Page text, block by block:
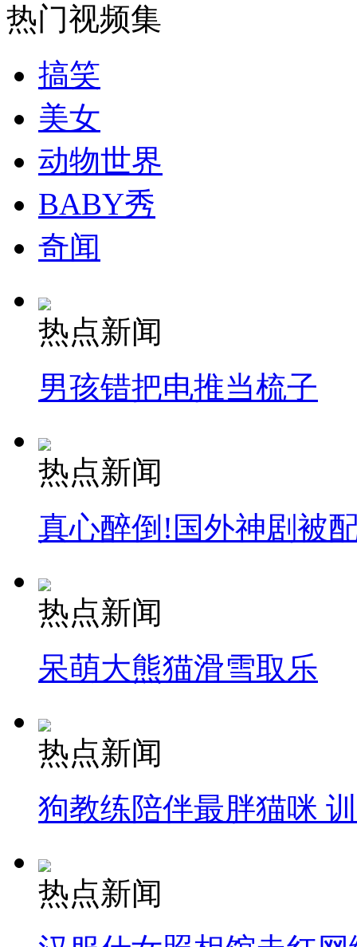
消防员救轻生者 花炮节热闹非凡
纽约上演“枕头大战”
司机酒驾遇交警 急速倒车逃窜
热门视频集
搞笑
美女
动物世界
BABY秀
奇闻
热点新闻
男孩错把电推当梳子
热点新闻
真心醉倒!国外神剧被
热点新闻
呆萌大熊猫滑雪取乐
热点新闻
狗教练陪伴最胖猫咪
热点新闻